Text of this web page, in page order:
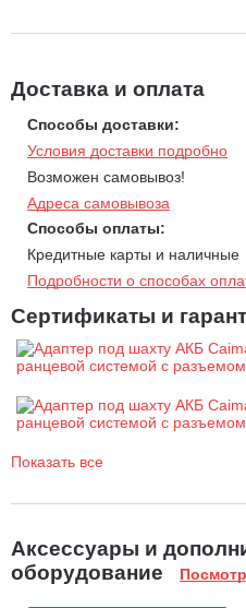
Доставка и оплата
Способы доставки:
Условия доставки подробно
Возможен самовывоз!
Адреса самовывоза
Способы оплаты:
Кредитные карты и наличные
Подробности о способах
Сертификаты и
Показать все
Аксессуары и
оборудование